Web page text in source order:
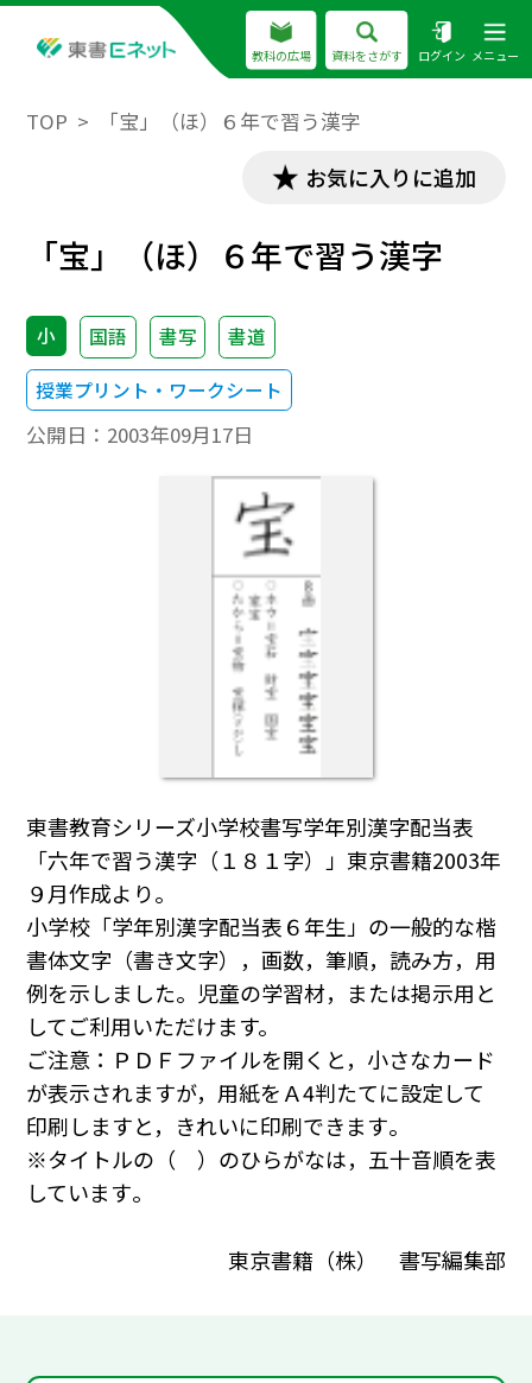
教科の広場 資料をさがす ログイン メニュー
TOP 「宝」（ほ）６年で習う漢字
お気に入りに追加
「宝」（ほ）６年で習う漢字
小 国語 書写
書道
授業プリント・ワークシート
公開日： 2003年09月17日
東書教育シリーズ小学校書写学年別漢字配当表
「六年で習う漢字（１８１字）」東京書籍2003年
９月作成より。
小学校「学年別漢字配当表６年生」の一般的な楷
書体文字（書き文字），画数，筆順，読み方，用
例を示しました。児童の学習材，または掲示用と
してご利用いただけます。
ご注意：ＰＤＦファイルを開くと，小さなカード
が表示されますが，用紙をＡ4判たてに設定して
印刷しますと，きれいに印刷できます｡
※タイトルの（ ）のひらがなは，五十音順を表
しています｡
東京書籍（株） 書写編集部